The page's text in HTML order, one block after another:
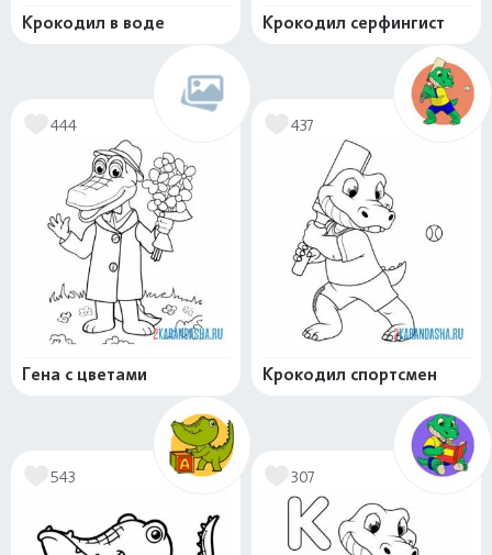
Крокодил в воде Крокодил серфингист
444
Гена с цветами
437
Крокодил спортсмен
543 307